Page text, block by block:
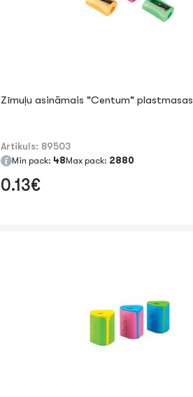
Zīmuļu asināmais "Centum" plastmasas
Artikuls: 89503
Min pack: 48Max pack: 2880
0.13€